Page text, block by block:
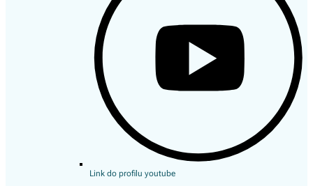
Link do profilu youtube